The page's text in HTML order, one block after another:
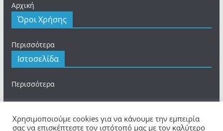
Αρχική
Όροι Χρήσης
Περισσότερα
Ιστοσελίδα
Περισσότερα
Χρησιμοποιούμε cookies για να κάνουμε την εμπειρία
σας να επισκέπτεστε τον ιστότοπό μας με τον καλύτερο